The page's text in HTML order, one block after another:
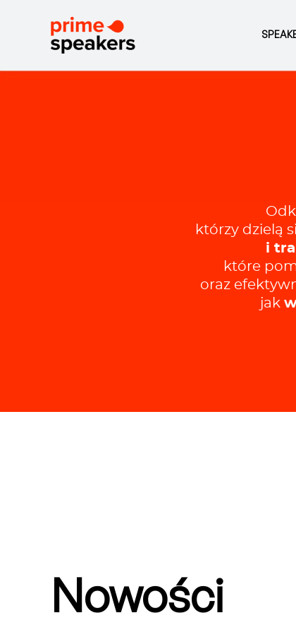
którzy dzielą
i
które
oraz
jak
Nowości